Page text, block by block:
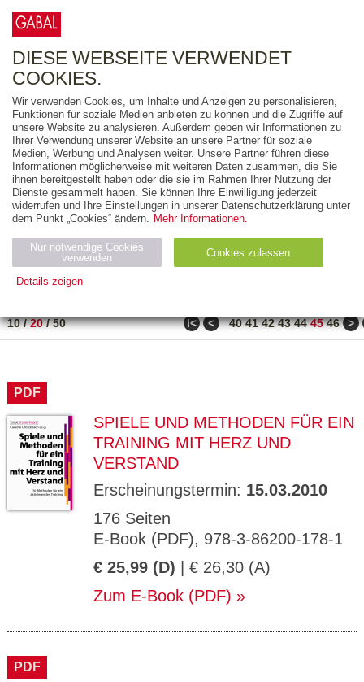
FREITEXT
AUSGABEART
AUS DER REIHE
ZUM THEMA
Neuerscheinung
Bestseller
PREIS
10/20/50 ǀ< < 40 41 42 43 44 45 46 >
PDF
SPIELE UND METHODEN FÜR EIN
TRAINING MIT HERZ UND
VERSTAND
Erscheinungstermin: 15.03.2010
176 Seiten
E-Book (PDF), 978-3-86200-178-1
€ 25,99 (D) | € 26,30 (A)
Zum E-Book (PDF)
PDF
DIESE WEBSEITE VERWENDET
COOKIES.
Wir verwenden Cookies, um Inhalte und Anzeigen zu personalisieren,
Funktionen für soziale Medien anbieten zu können und die Zugriffe auf
unsere Website zu analysieren. Außerdem geben wir Informationen zu
Ihrer Verwendung unserer Website an unsere Partner für soziale
Medien, Werbung und Analysen weiter. Unsere Partner führen diese
Informationen möglicherweise mit weiteren Daten zusammen, die Sie
ihnen bereitgestellt haben oder die sie im Rahmen Ihrer Nutzung der
Dienste gesammelt haben. Sie können Ihre Einwilligung jederzeit
widerrufen und Ihre Einstellungen in unserer Datenschutzerklärung unter
dem Punkt „Cookies“ ändern. Mehr Informationen.
Nur notwendige Cookies
verwenden
Cookies zulassen
Details zeigen
Name Zweck
ESSION
_ID
GV_CO
OKIES
gabal-
de
Speichert den Zustimmungsstatus des
Domäne.
90
H
T